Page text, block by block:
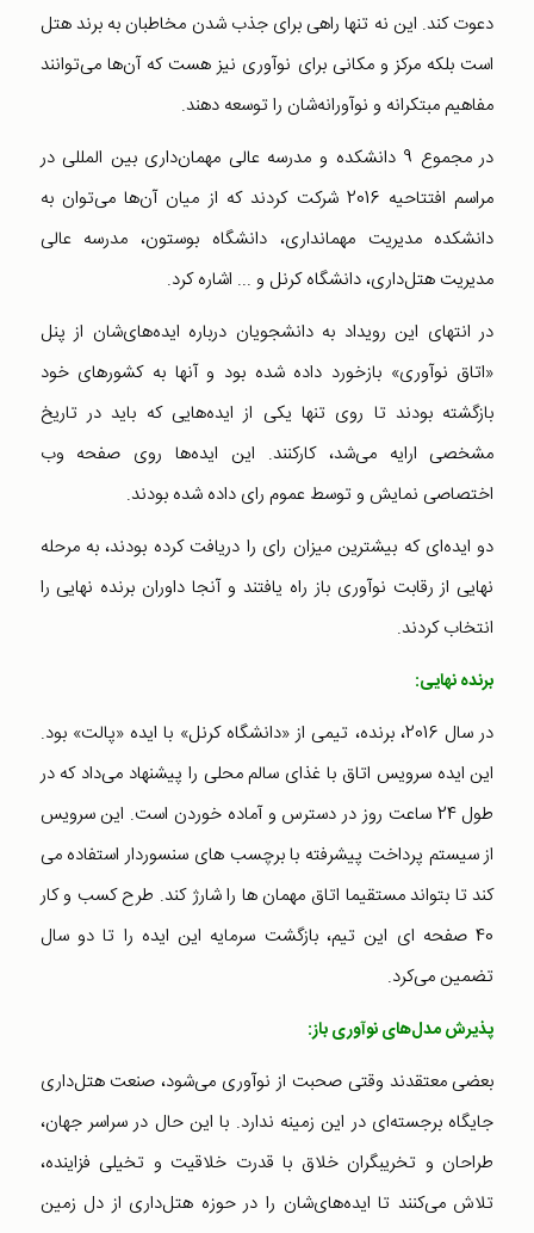
دعوت کند. این نه تنها راهی برای جذب شدن مخاطبان به برند هتل
است بلکه مرکز و مکانی برای نوآوری نیز هست که آن‌ها می‌توانند
مفاهیم مبتکرانه و نوآورانه‌شان را توسعه دهند.
در مجموع 9 دانشکده و مدرسه عالی مهمان‌داری بین المللی در
مراسم افتتاحیه 2016 شرکت کردند که از میان آن‌ها می‌توان به
دانشکده مدیریت مهمانداری، دانشگاه بوستون، مدرسه عالی
مدیریت هتل‌داری، دانشگاه کرنل و ... اشاره کرد.
در انتهای این رویداد به دانشجویان درباره ایده‌های‌شان از پنل
«اتاق نوآوری» بازخورد داده شده بود و آنها به کشورهای خود
بازگشته بودند تا روی تنها یکی از ایده‌هایی که باید در تاریخ
مشخصی ارایه می‌شد، کارکنند. این ایده‌ها روی صفحه وب
اختصاصی نمایش و توسط عموم رای داده شده بودند.
دو ایده‌ای که بیشترین میزان رای را دریافت کرده بودند، به مرحله
نهایی از رقابت نوآوری باز راه یافتند و آنجا داوران برنده نهایی را
انتخاب کردند.
برنده نهایی:
در سال 2016، برنده، تیمی از «دانشگاه کرنل» با ایده «پالت» بود.
این ایده سرویس اتاق با غذای سالم محلی را پیشنهاد می‌داد که در
طول 24 ساعت روز در دسترس و آماده خوردن است. این سرویس
از سیستم پرداخت پیشرفته با برچسب های سنسوردار استفاده می
کند تا بتواند مستقیما اتاق مهمان ها را شارژ کند. طرح کسب و کار
40 صفحه ای این تیم، بازگشت سرمایه این ایده را تا دو سال
تضمین می‌کرد.
پذیرش مدل‌های نوآوری باز:
بعضی معتقدند وقتی صحبت از نوآوری می‌شود، صنعت هتل‌داری
جایگاه برجسته‌ای در این زمینه ندارد. با این حال در سراسر جهان،
طراحان و تخریبگران خلاق با قدرت خلاقیت و تخیلی فزاینده،
تلاش می‌کنند تا ایده‌های‌شان را در حوزه هتل‌داری از دل زمین